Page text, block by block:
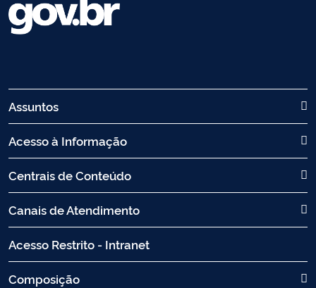
Assuntos
Acesso à Informação
Centrais de Conteúdo
Canais de Atendimento
Acesso Restrito - Intranet
Composição